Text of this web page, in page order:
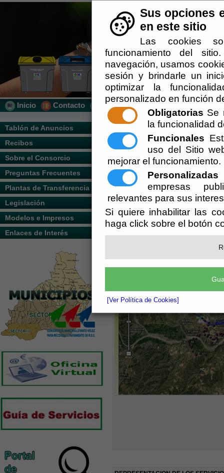
Sus opciones
en este sitio
Las cookies
funcionamiento del
navegación, usamos
sesión y brindarle un
optimizar la
personalizado en función
Obligatorias Se
la funcionalidad
Funcionales
uso del Sitio
mejorar el funcionamiento.
Personalizadas
empresas
relevantes para sus
Si quiere inhabilitar las
haga click sobre el botón
[Ver Política de Cookies]
Inicio Contacto Localización
Tablón de Anuncios
Recibos
Sobre el Consorcio
Preguntas Frecuentes
Plantas de Transferencia
Legislación
Modelos e Impresos
Enlaces de Interés
Usted se encuentra aquí:Inicio //
Escuchar
Nuestro sistema informático surge para
RSU y crear un canal de comunicación
en cada momento se pueda obtener la
El consorcio dispone de un sistema de
optimización de los recursos ofertados.
VEHÍCULOS CON GPS Y RFID.